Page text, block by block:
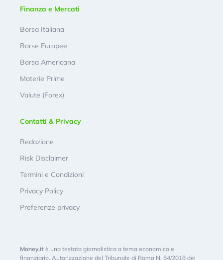
Finanza e Mercati
Borsa Italiana
Borse Europee
Borsa Americana
Materie Prime
Valute (Forex)
Contatti & Privacy
Redazione
Risk Disclaimer
Termini e Condizioni
Privacy Policy
Preferenze privacy
Money.it è una testata giornalistica a tema economico e
finanziario. Autorizzazione del Tribunale di Roma N. 84/2018 del